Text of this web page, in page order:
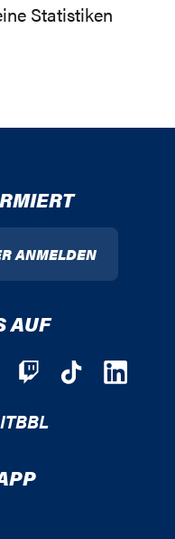
Statistiken
ANMELDEN
AUF